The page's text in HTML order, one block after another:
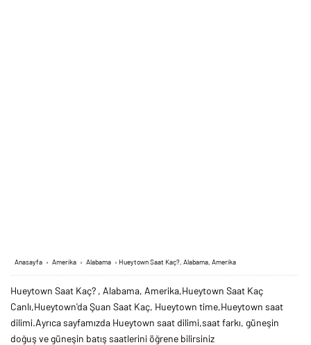
Anasayfa › Amerika › Alabama › Hueytown Saat Kaç?, Alabama, Amerika
Hueytown Saat Kaç? , Alabama, Amerika,Hueytown Saat Kaç
Canlı,Hueytown'da Şuan Saat Kaç, Hueytown time,Hueytown saat
dilimi.Ayrıca sayfamızda Hueytown saat dilimi,saat farkı, güneşin
doğuş ve güneşin batış saatlerini öğrene bilirsiniz